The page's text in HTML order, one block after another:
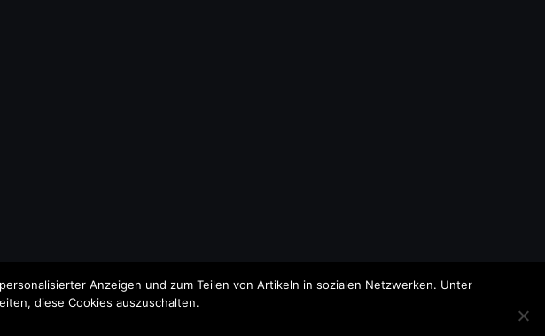
Anzeigen und zum Teilen von Artikeln in sozialen Netzwerken. Unter
diese Cookies auszuschalten.